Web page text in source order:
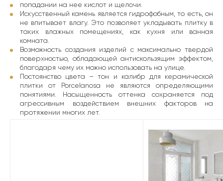
попадании на нее кислот и щелочи.
Искусственный камень является гидрофобным, то есть, он
не впитывает влагу. Это позволяет укладывать плитку в
таких влажных помещениях, как кухня или ванная
комната.
Возможность создания изделий с максимально твердой
поверхностью, обладающей антискользящим эффектом,
благодаря чему их можно использовать на улице.
Постоянство цвета – тон и калибр для керамической
плитки от Porcelanosa не являются определяющими
понятиями. Насыщенность оттенка сохраняется под
агрессивным воздействием внешних факторов на
протяжении многих лет.